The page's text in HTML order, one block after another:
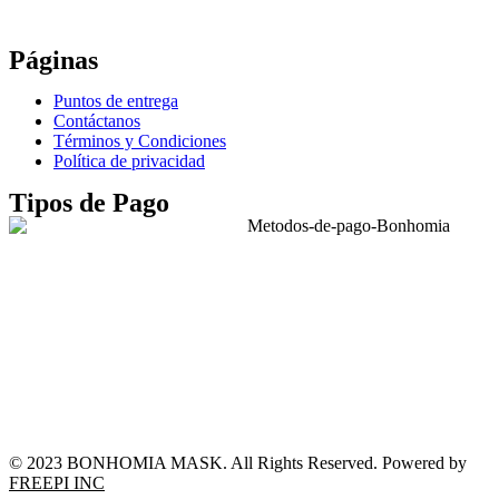
Páginas
Puntos de entrega
Contáctanos
Términos y Condiciones
Política de privacidad
Tipos de Pago
© 2023 BONHOMIA MASK. All Rights Reserved. Powered by
FREEPI INC